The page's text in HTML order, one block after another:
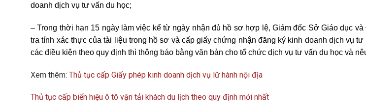
doanh dịch vụ tư vấn du học;
–Trong thời hạn 15 ngày làm việc kể từ ngày nhận đủ hồ sơ hợp lệ, Giám đốc Sở Giáo dục
tra tính xác thực của tài liệu trong hồ sơ và cấp giấy chứng nhận đăng ký kinh doanh dịch vụ
các điều kiện theo quy định thì thông báo bằng văn bản cho tổ chức dịch vụ tư vấn du học và
Xem thêm: Thủ tục cấp Giấy phép kinh doanh dịch vụ lữ hành nội địa
Thủ tục cấp biển hiệu ô tô vận tải khách du lịch theo quy định mới nhất